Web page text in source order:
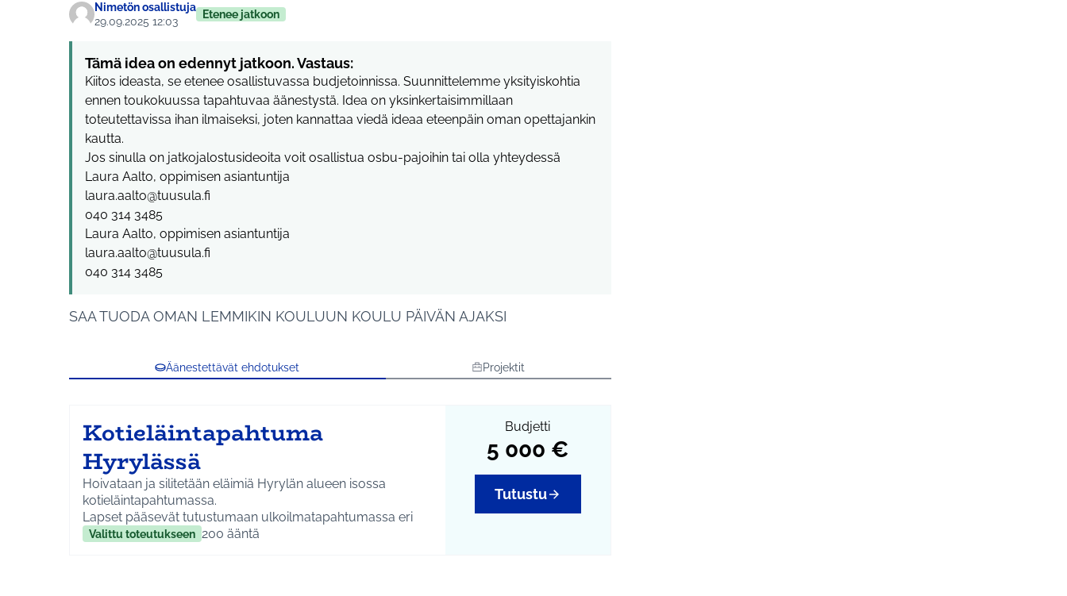
Nimetön osallistuja
29.09.2025 12:03
Etenee jatkoon
Tämä idea on edennyt jatkoon. Vastaus:
Kiitos ideasta, se etenee osallistuvassa budjetoinnissa. Suunnittelemme yksityiskohtia
ennen toukokuussa tapahtuvaa äänestystä. Idea on yksinkertaisimmillaan
toteutettavissa ihan ilmaiseksi, joten kannattaa viedä ideaa eteenpäin oman opettajankin
kautta.
Jos sinulla on jatkojalostusideoita voit osallistua osbu-pajoihin tai olla yhteydessä
Laura Aalto, oppimisen asiantuntija
laura.aalto@tuusula.fi
040 314 3485
Laura Aalto, oppimisen asiantuntija
laura.aalto@tuusula.fi
040 314 3485
SAA TUODA OMAN LEMMIKIN KOULUUN KOULU PÄIVÄN AJAKSI
Äänestettävät ehdotukset Projektit
Kotieläintapahtuma
Hyrylässä
Hoivataan ja silitetään eläimiä Hyrylän alueen isossa
kotieläintapahtumassa.
Lapset pääsevät tutustumaan ulkoilmatapahtumassa eri
eläimiin ja niiden hoitamiseen. Tapahtumassa on myös
Valittu toteutukseen 200 ääntä
Budjetti
5 000 €
Tutustu